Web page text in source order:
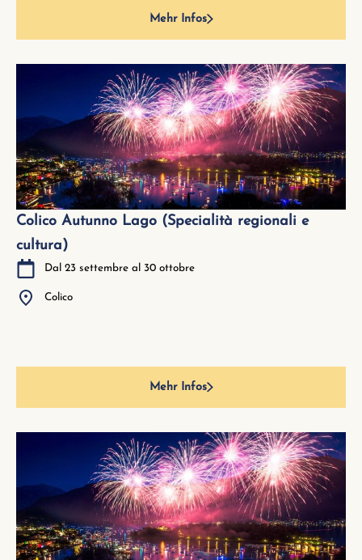
Mehr Infos
Colico Autunno Lago (Specialità regionali e
cultura)
Dal 23 settembre al 30 ottobre
Colico
Mehr Infos